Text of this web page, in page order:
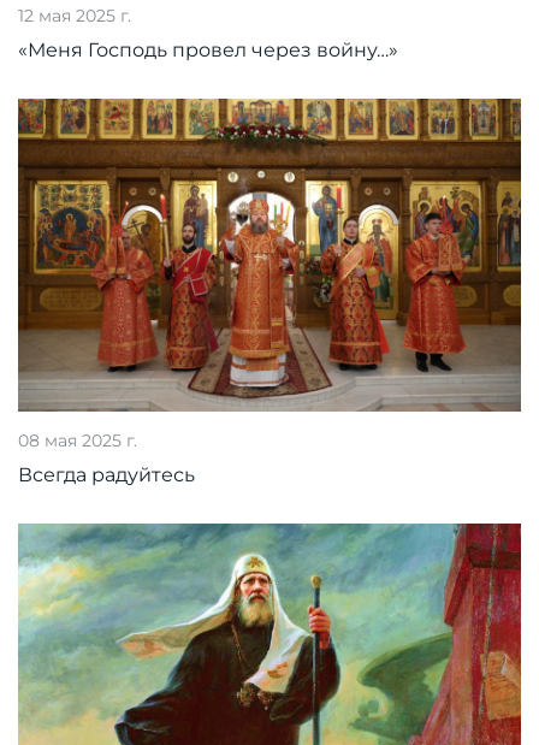
12 мая 2025 г.
«Меня Господь провел через войну…»
08 мая 2025 г.
Всегда радуйтесь